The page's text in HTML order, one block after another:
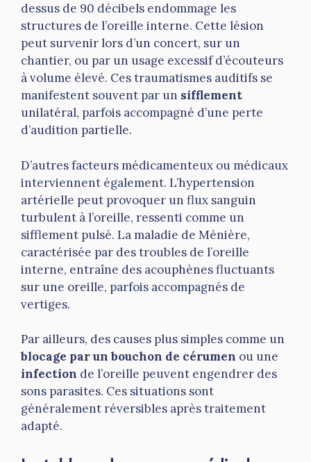
dessus de 90 décibels endommage les
structures de l’oreille interne. Cette lésion
peut survenir lors d’un concert, sur un
chantier, ou par un usage excessif d’écouteurs
à volume élevé. Ces traumatismes auditifs se
manifestent souvent par un sifflement
unilatéral, parfois accompagné d’une perte
d’audition partielle.
D’autres facteurs médicamenteux ou médicaux
interviennent également. L’hypertension
artérielle peut provoquer un flux sanguin
turbulent à l’oreille, ressenti comme un
sifflement pulsé. La maladie de Ménière,
caractérisée par des troubles de l’oreille
interne, entraîne des acouphènes fluctuants
sur une oreille, parfois accompagnés de
vertiges.
Par ailleurs, des causes plus simples comme un
blocage par un bouchon de cérumen ou une
infection de l’oreille peuvent engendrer des
sons parasites. Ces situations sont
généralement réversibles après traitement
adapté.